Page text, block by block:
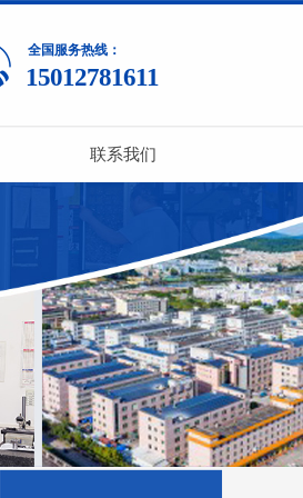
15012781611
全国服务热线：
联系我们